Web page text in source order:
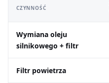
CZYNNOŚĆ
Wymiana oleju
silnikowego + filtr
Filtr powietrza